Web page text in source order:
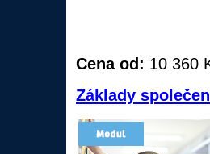
Cena od: 10 360
Základy